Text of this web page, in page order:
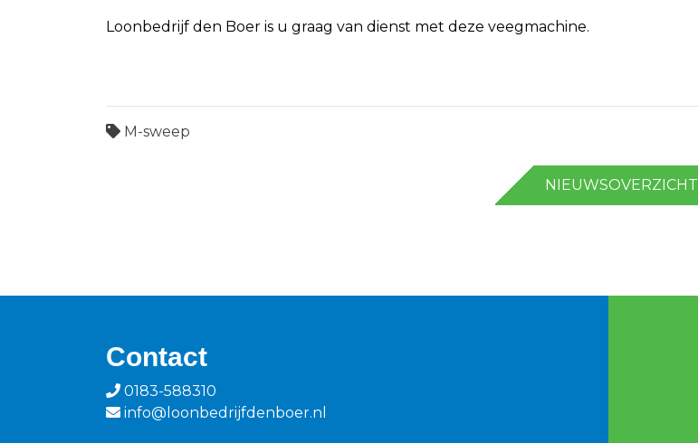
Loonbedrijf den Boer is u graag van dienst met deze veegmachine.
M-sweep
NIEUWSOVERZICHT
Contact
0183-588310
info@loonbedrijfdenboer.nl